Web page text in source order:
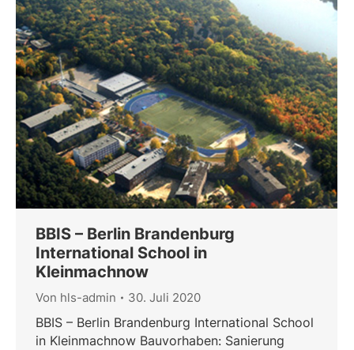
BBIS – Berlin Brandenburg
International School in
Kleinmachnow
Von hls-admin 30. Juli 2020
BBIS – Berlin Brandenburg International School
in Kleinmachnow Bauvorhaben: Sanierung